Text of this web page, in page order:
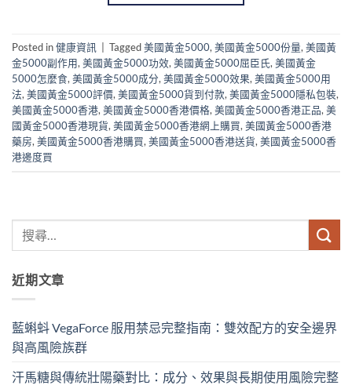
Posted in健康資訊 Tagged美國黃金5000,美國黃金5000份量,美國黃
金5000副作用,美國黃金5000功效,美國黃金5000屈臣氏,美國黃金
5000怎麼食,美國黃金5000成分,美國黃金5000效果,美國黃金5000用
法,美國黃金5000評價,美國黃金5000貨到付款,美國黃金5000隱私包裝,
美國黃金5000香港,美國黃金5000香港價格,美國黃金5000香港正品,美
國黃金5000香港現貨,美國黃金5000香港網上購買,美國黃金5000香港
藥房,美國黃金5000香港購買,美國黃金5000香港送貨,美國黃金5000香
港邊度買
近期文章
藍蝌蚪 VegaForce 服用禁忌完整指南：雙效配方的安全邊界
與高風險族群
汗馬糖與傳統壯陽藥對比：成分、效果與長期使用風險完整